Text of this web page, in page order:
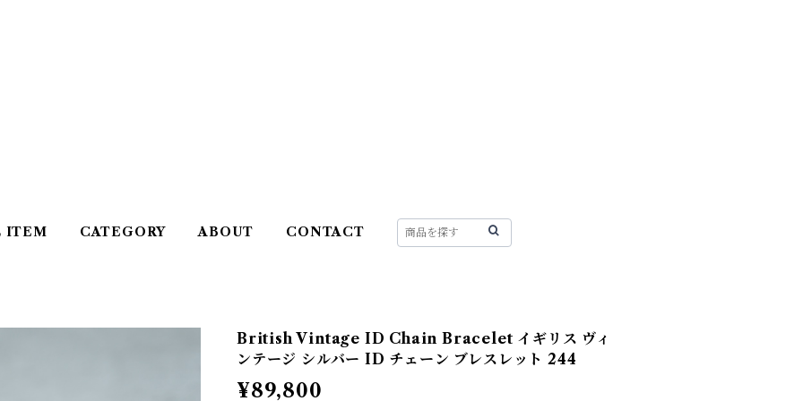
ITEM CATEGORY ABOUT CONTACT
British Vintage ID Chain Bracelet イギリス ヴィ
ンテージ シルバー ID チェーン ブレスレット 244
¥89,800